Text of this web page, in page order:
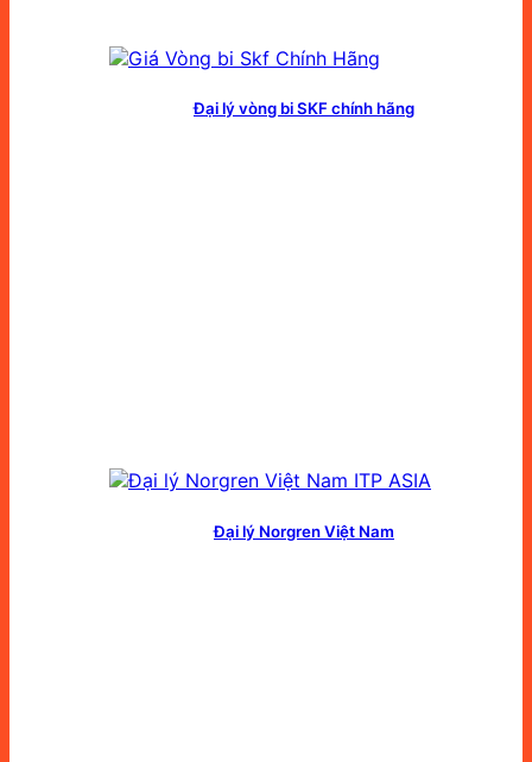
Đại lý vòng bi SKF chính hãng
Đại lý Norgren Việt Nam